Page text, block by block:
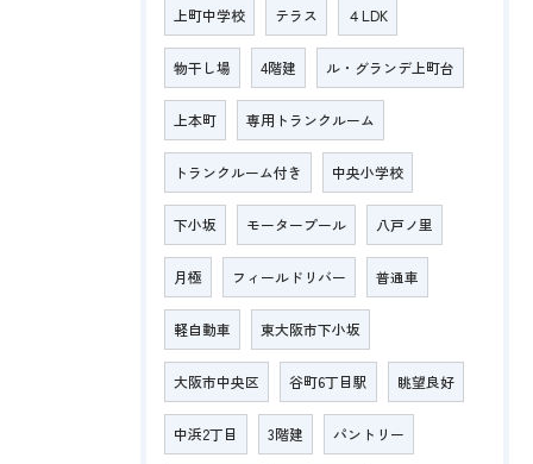
上町中学校 テラス ４LDK
物干し場 4階建 ル・グランデ上町台
上本町 専用トランクルーム
トランクルーム付き 中央小学校
下小坂 モータープール 八戸ノ里
月極 フィールドリバー 普通車
軽自動車 東大阪市下小坂
大阪市中央区 谷町6丁目駅 眺望良好
中浜2丁目 3階建 パントリー